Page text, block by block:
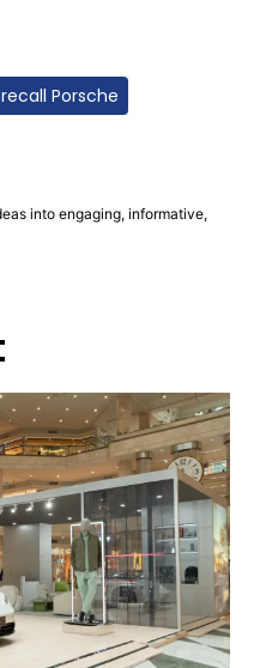
recall Porsche
into engaging, informative,